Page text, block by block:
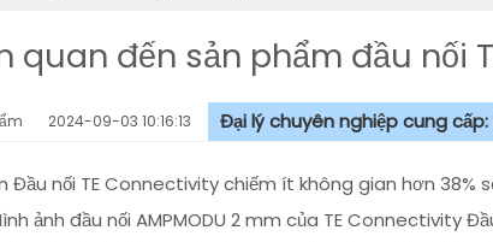
quan đến sản phẩm đầu nối
2024-09-03 10:16:13 Đại lý chuyên nghiệp cung
Đầu nối TE Connectivity chiếm ít không gian hơn
ảnh đầu nối AMPMODU 2 mm của TE Connectivity